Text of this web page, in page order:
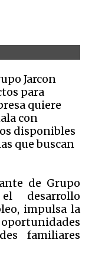
Jarcon
para
quiere
con
disponibles
que buscan
de Grupo
desarrollo
impulsa la
familiares